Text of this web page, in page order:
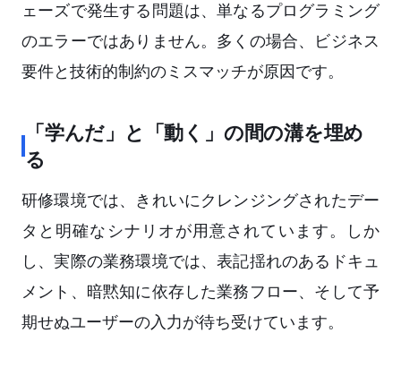
ェーズで発生する問題は、単なるプログラミング
のエラーではありません。多くの場合、ビジネス
要件と技術的制約のミスマッチが原因です。
「学んだ」と「動く」の間の溝を埋め
る
研修環境では、きれいにクレンジングされたデー
タと明確なシナリオが用意されています。しか
し、実際の業務環境では、表記揺れのあるドキュ
メント、暗黙知に依存した業務フロー、そして予
期せぬユーザーの入力が待ち受けています。